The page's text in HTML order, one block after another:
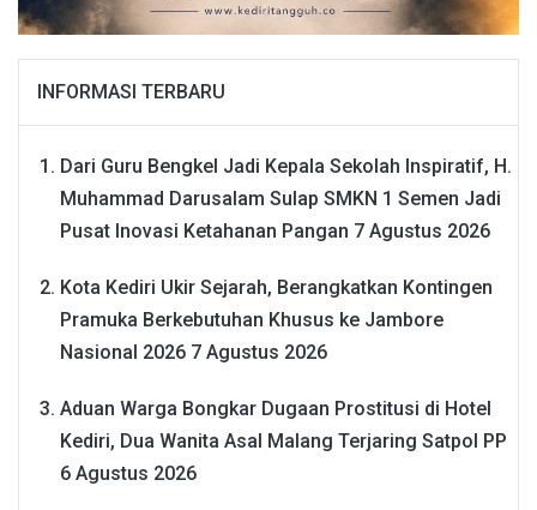
INFORMASI TERBARU
Dari Guru Bengkel Jadi Kepala Sekolah Inspiratif, H.
Muhammad Darusalam Sulap SMKN 1 Semen Jadi
Pusat Inovasi Ketahanan Pangan 7 Agustus 2026
Kota Kediri Ukir Sejarah, Berangkatkan Kontingen
Pramuka Berkebutuhan Khusus ke Jambore
Nasional 2026 7 Agustus 2026
Aduan Warga Bongkar Dugaan Prostitusi di Hotel
Kediri, Dua Wanita Asal Malang Terjaring Satpol PP
6 Agustus 2026